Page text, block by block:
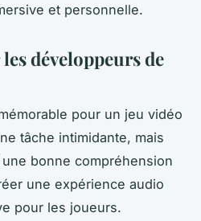
et personnelle.
développeurs de
pour un jeu vidéo
tâche intimidante, mais
bonne compréhension
une expérience audio
pour les joueurs.